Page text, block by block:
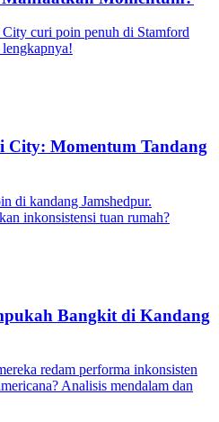
curi poin penuh di Stamford
City: Momentum Tandang
di kandang Jamshedpur.
inkonsistensi tuan rumah?
Bangkit di Kandang
redam performa inkonsisten
Analisis mendalam dan